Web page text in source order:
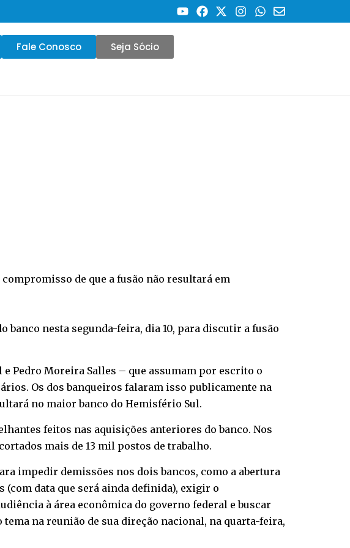
Fale Conosco Seja Sócio
de que a fusão não resultará em
banco nesta segunda-feira, dia 10, para discutir a fusão
Pedro Moreira Salles – que assumam por escrito o
Os dos banqueiros falaram isso publicamente na
no maior banco do Hemisfério Sul.
feitos nas aquisições anteriores do banco. Nos
mais de 13 mil postos de trabalho.
impedir demissões nos dois bancos, como a abertura
data que será ainda definida), exigir o
à área econômica do governo federal e buscar
na reunião de sua direção nacional, na quarta-feira,